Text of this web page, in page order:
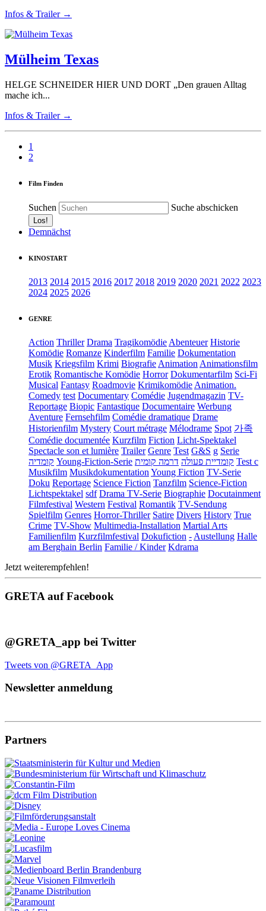
Infos & Trailer →
Mülheim Texas
HELGE SCHNEIDER HIER UND DORT „Den grauen Alltag
mache ich...
Infos & Trailer →
1
2
Film Finden
Suchen Suche abschicken
Demnächst
KINOSTART
2013 2014 2015 2016 2017 2018 2019 2020 2021 2022 2023
2024 2025 2026
GENRE
Action Thriller Drama Tragikomödie Abenteuer Historie
Komödie Romanze Kinderfilm Familie Dokumentation
Musik Kriegsfilm Krimi Biografie Animation Animationsfilm
Erotik Romantische Komödie Horror Dokumentarfilm Sci-Fi
Musical Fantasy Roadmovie Krimikomödie Animation.
Comedy test Documentary Comédie Jugendmagazin TV-
Reportage Biopic Fantastique Documentaire Werbung
Aventure Fernsehfilm Comédie dramatique Drame
Historienfilm Mystery Court métrage Mélodrame Spot 가족
Comédie documentée Kurzfilm Fiction Licht-Spektakel
Spectacle son et lumière Trailer Genre Test G&S g Serie
קומדיה Young-Fiction-Serie קומדיית פעולה דרמה קומית
Test c
Musikfilm Musikdokumentation Young Fiction TV-Serie
Doku Reportage Science Fiction Tanzfilm Science-Fiction
Lichtspektakel sdf Drama TV-Serie Biographie Docutainment
Filmfestival Western Festival Romantik TV-Sendung
Spielfilm Genres Horror-Thriller Satire Divers History True
Crime TV-Show Multimedia-Installation Martial Arts
Familienfilm Kurzfilmfestival Dokufiction - Austellung Halle
am Berghain Berlin Familie / Kinder Kdrama
Jetzt weiterempfehlen!
GRETA auf Facebook
@GRETA_app bei Twitter
Tweets von @GRETA_App
Newsletter anmeldung
Partners